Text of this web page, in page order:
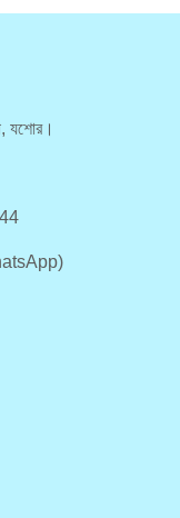
যশোর।